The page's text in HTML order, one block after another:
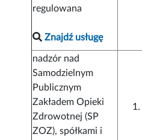
regulowana
Znajdź usługę
nadzór nad
Samodzielnym
Publicznym
Zakładem Opieki
Zdrowotnej (SP
ZOZ), spółkami i